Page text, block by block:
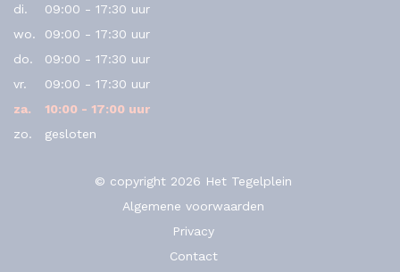
di.
09:00 - 17:30 uur
wo.
09:00 - 17:30 uur
do.
09:00 - 17:30 uur
vr.
09:00 - 17:30 uur
za.
10:00 - 17:00 uur
zo.
gesloten
© copyright 2026 Het Tegelplein
Algemene voorwaarden
Privacy
Contact